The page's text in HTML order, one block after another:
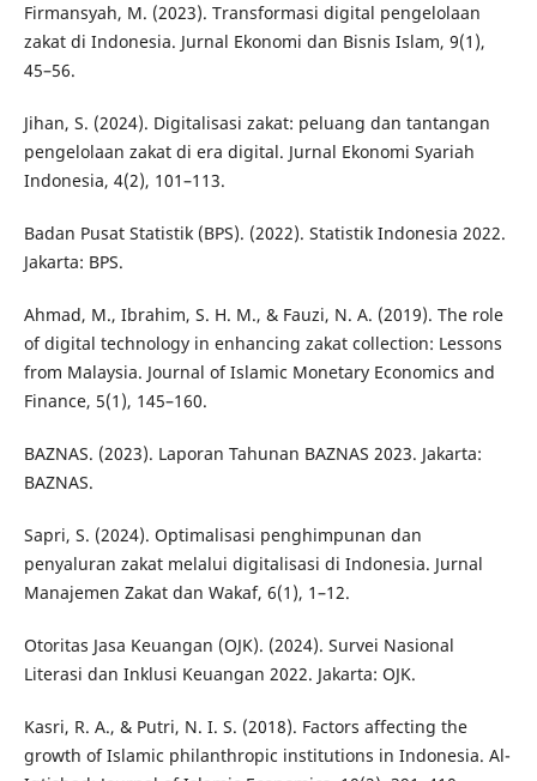
Firmansyah, M. (2023). Transformasi digital pengelolaan
zakat di Indonesia. Jurnal Ekonomi dan Bisnis Islam, 9(1),
45–56.
Jihan, S. (2024). Digitalisasi zakat: peluang dan tantangan
pengelolaan zakat di era digital. Jurnal Ekonomi Syariah
Indonesia, 4(2), 101–113.
Badan Pusat Statistik (BPS). (2022). Statistik Indonesia 2022.
Jakarta: BPS.
Ahmad, M., Ibrahim, S. H. M., & Fauzi, N. A. (2019). The role
of digital technology in enhancing zakat collection: Lessons
from Malaysia. Journal of Islamic Monetary Economics and
Finance, 5(1), 145–160.
BAZNAS. (2023). Laporan Tahunan BAZNAS 2023. Jakarta:
BAZNAS.
Sapri, S. (2024). Optimalisasi penghimpunan dan
penyaluran zakat melalui digitalisasi di Indonesia. Jurnal
Manajemen Zakat dan Wakaf, 6(1), 1–12.
Otoritas Jasa Keuangan (OJK). (2024). Survei Nasional
Literasi dan Inklusi Keuangan 2022. Jakarta: OJK.
Kasri, R. A., & Putri, N. I. S. (2018). Factors affecting the
growth of Islamic philanthropic institutions in Indonesia. Al-